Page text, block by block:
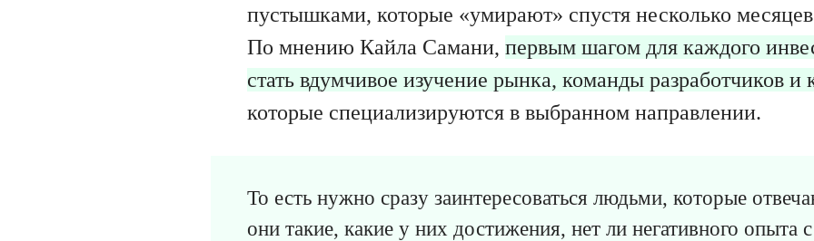
пустышками, которые «умирают» спустя несколько
По мнению Кайла Самани, первым шагом для каждого
стать вдумчивое изучение рынка, команды разработчиков и
которые специализируются в выбранном направлении.
То есть нужно сразу заинтересоваться людьми, которые
они такие, какие у них достижения, нет ли негативного